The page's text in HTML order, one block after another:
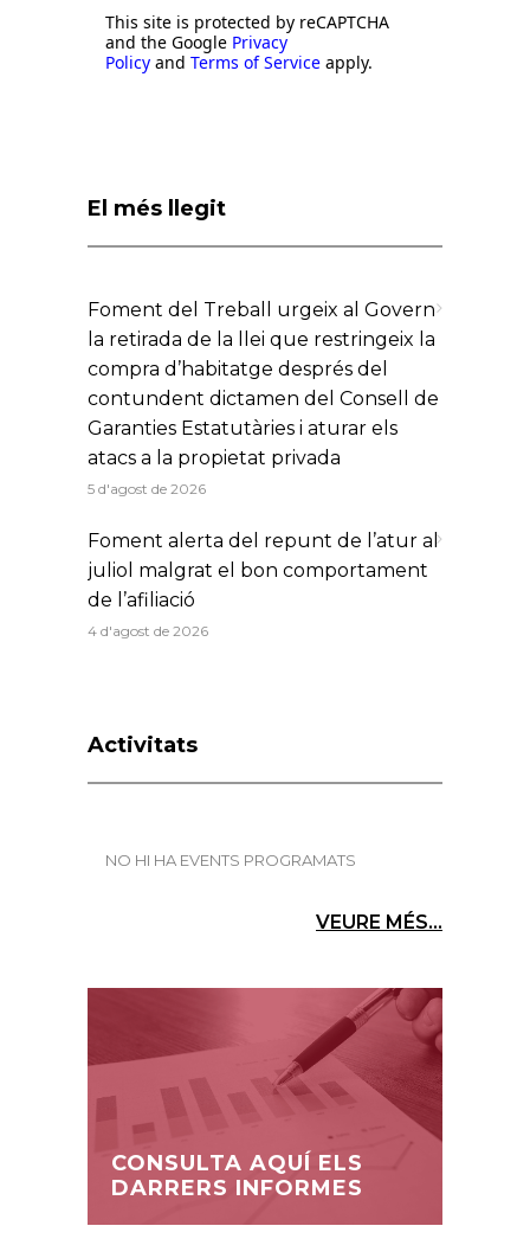
This site is protected by reCAPTCHA
and the Google Privacy
Policy and Terms of Service apply.
El més llegit
Foment del Treball urgeix al Govern
la retirada de la llei que restringeix la
compra d’habitatge després del
contundent dictamen del Consell de
Garanties Estatutàries i aturar els
atacs a la propietat privada
5 d'agost de 2026
Foment alerta del repunt de l’atur al
juliol malgrat el bon comportament
de l’afiliació
4 d'agost de 2026
Activitats
NO HI HA EVENTS PROGRAMATS
VEURE MÉS...
CONSULTA AQUÍ ELS
DARRERS INFORMES